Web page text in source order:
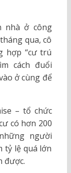
nhà ở công
qua, cô
hợp “cư trú
cách đuổi
ở cùng để
– tổ chức
có hơn 200
người
tỷ lệ quá lớn
được.